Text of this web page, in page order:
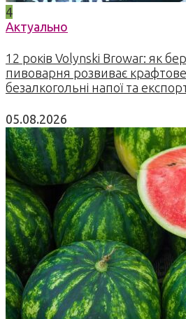
4
Актуально
12 років Volynski Browar: як
пивоварня розвиває
безалкогольні напої та
05.08.2026